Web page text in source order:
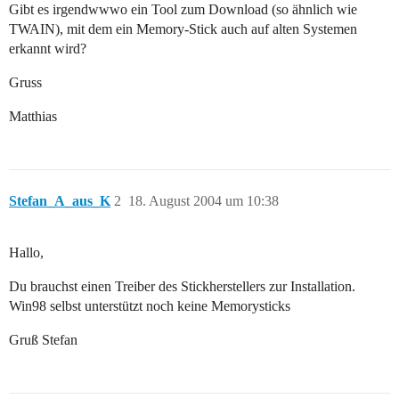
Gibt es irgendwwwo ein Tool zum Download (so ähnlich wie
TWAIN), mit dem ein Memory-Stick auch auf alten Systemen
erkannt wird?
Gruss
Matthias
Stefan_A_aus_K 18. August 2004 um 10:38
2
Hallo,
Du brauchst einen Treiber des Stickherstellers zur Installation.
Win98 selbst unterstützt noch keine Memorysticks
Gruß Stefan